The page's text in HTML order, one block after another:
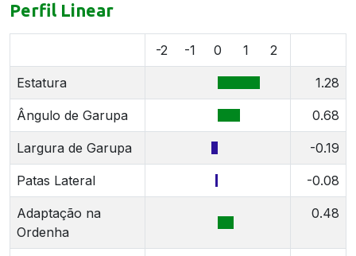
Perfil Linear
-2 -1 0 1 2
Estatura 1.28
Ângulo de Garupa 0.68
Largura de Garupa -0.19
Patas Lateral -0.08
Adaptação na
Ordenha
0.48